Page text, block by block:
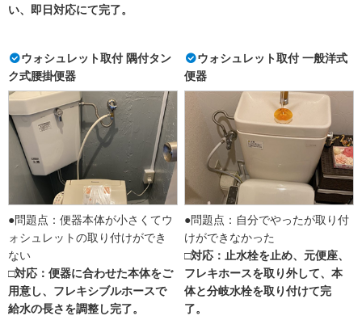
い、即日対応にて完了。
ウォシュレット取付 隅付タン
ク式腰掛便器
●問題点：便器本体が小さくてウ
ォシュレットの取り付けができ
ない
□対応：便器に合わせた本体をご
用意し、フレキシブルホースで
給水の長さを調整し完了。
ウォシュレット取付 一般洋式
便器
●問題点：自分でやったが取り付
けができなかった
□対応：止水栓を止め、元便座、
フレキホースを取り外して、本
体と分岐水栓を取り付けて完
了。